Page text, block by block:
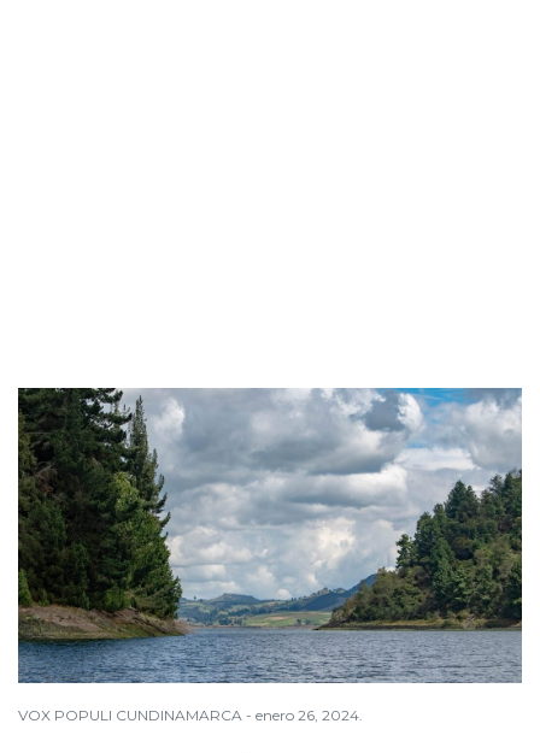
VOX POPULI CUNDINAMARCA - enero 26, 2024.